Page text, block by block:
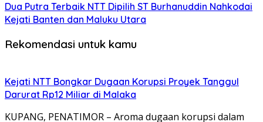
Dua Putra Terbaik NTT Dipilih ST Burhanuddin Nahkodai
Kejati Banten dan Maluku Utara
Rekomendasi untuk kamu
Kejati NTT Bongkar Dugaan Korupsi Proyek Tanggul
Darurat Rp12 Miliar di Malaka
KUPANG, PENATIMOR – Aroma dugaan korupsi dalam